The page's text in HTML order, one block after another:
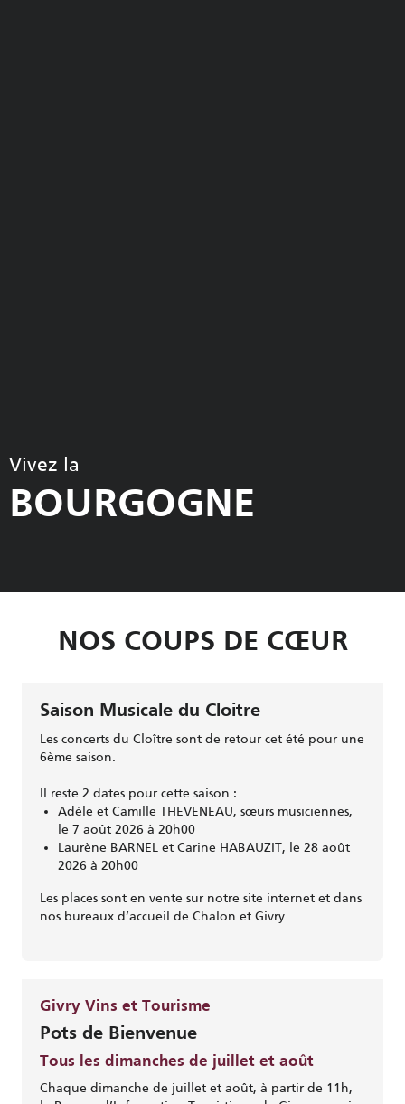
Vivez la
BOURGOGNE
NOS COUPS DE CŒUR
Saison Musicale du Cloitre
Les concerts du Cloître sont de retour cet été pour une
6ème saison.
Il reste 2 dates pour cette saison :
Adèle et Camille THEVENEAU, sœurs musiciennes,
le 7 août 2026 à 20h00
Laurène BARNEL et Carine HABAUZIT, le 28 août
2026 à 20h00
Les places sont en vente sur notre site internet et dans
nos bureaux d’accueil de Chalon et Givry
Givry Vins et Tourisme
Pots de Bienvenue
Tous les dimanches de juillet et août
Chaque dimanche de juillet et août, à partir de 11h,